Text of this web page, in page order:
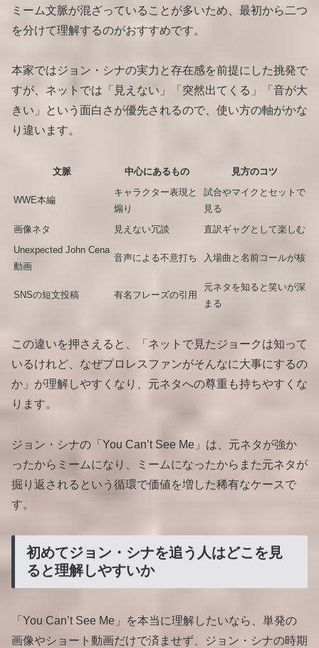
ミーム文脈が混ざっていることが多いため、最初から二つ
を分けて理解するのがおすすめです。
本家ではジョン・シナの実力と存在感を前提にした挑発で
すが、ネットでは「見えない」「突然出てくる」「音が大
きい」という面白さが優先されるので、使い方の軸がかな
り違います。
文脈 中心にあるもの 見方のコツ
WWE本編
キャラクター表現と
煽り
試合やマイクとセットで
見る
画像ネタ
見えない冗談
直訳ギャグとして楽しむ
Unexpected John Cena
動画
音声による不意打ち 入場曲と名前コールが核
SNSの短文投稿 有名フレーズの引用
元ネタを知ると笑いが深
まる
この違いを押さえると、「ネットで見たジョークは知って
いるけれど、なぜプロレスファンがそんなに大事にするの
か」が理解しやすくなり、元ネタへの尊重も持ちやすくな
ります。
ジョン・シナの「You Can’t See Me」は、元ネタが強か
ったからミームになり、ミームになったからまた元ネタが
掘り返されるという循環で価値を増した稀有なケースで
す。
初めてジョン・シナを追う人はどこを見
ると理解しやすいか
「You Can’t See Me」を本当に理解したいなら、単発の
画像やショート動画だけで済ませず、ジョン・シナの時期